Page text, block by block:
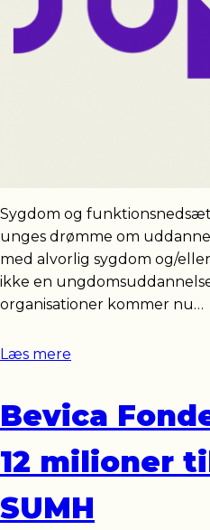
Sygdom og
unges drømme om
med alvorlig sygdom og/
ikke en
organisationer kommer nu…
Læs mere
Bevica
12 milioner
SUMH